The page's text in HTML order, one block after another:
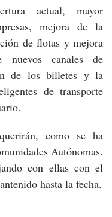
actual, mayor
mejora de la
de flotas y mejora
canales de
de los billetes y la
de transporte
como se ha
Autónomas.
con ellas con el
hasta la fecha.